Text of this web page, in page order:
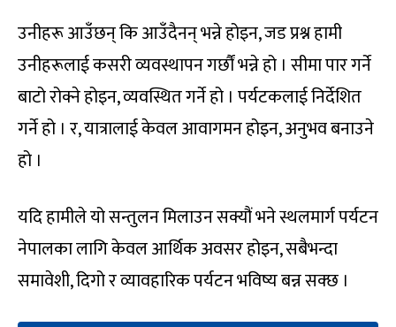
उनीहरू आउँछन् कि आउँदैनन् भन्ने होइन, जड प्रश्न हामी
उनीहरूलाई कसरी व्यवस्थापन गर्छौं भन्ने हो । सीमा पार गर्ने
बाटो रोक्ने होइन, व्यवस्थित गर्ने हो । पर्यटकलाई निर्देशित
गर्ने हो । र, यात्रालाई केवल आवागमन होइन, अनुभव बनाउने
हो ।
यदि हामीले यो सन्तुलन मिलाउन सक्यौं भने स्थलमार्ग पर्यटन
नेपालका लागि केवल आर्थिक अवसर होइन, सबैभन्दा
समावेशी, दिगो र व्यावहारिक पर्यटन भविष्य बन्न सक्छ ।